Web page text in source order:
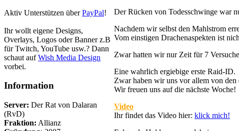
Der Rücken von Todesschwinge war
Nachdem wir selbst den Mahlstrom
Vom einstigen Drachenaspekten ist
Zwar hatten wir nur Zeit für 7
Eine wahrlich ergiebige erste Raid-ID.
Zwar haben wir uns vor allem von
Wir freuen uns auf die nächste Woche!
Video
Ihr findet das Video hier: klick mich!
Aktiv Unterstützen überPayPal!
Ihr wollt eigene Designs,
Overlays, Logos oder Banner z.B
für Twitch, YouTube usw.? Dann
schaut aufWish Media Design
vorbei.
Information
Server: Der Rat von Dalaran
(RvD)
Fraktion: Allianz